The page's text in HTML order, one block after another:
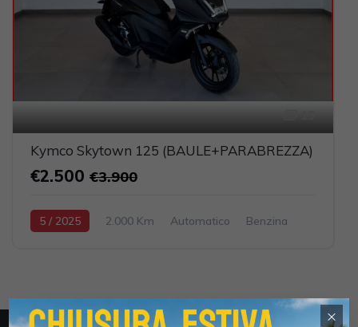
Kymco Skytown 125 (BAULE+PARABREZZA)
€2.500 €3.900
5 / 2025 2.000 Km Automatico
Benzina
×